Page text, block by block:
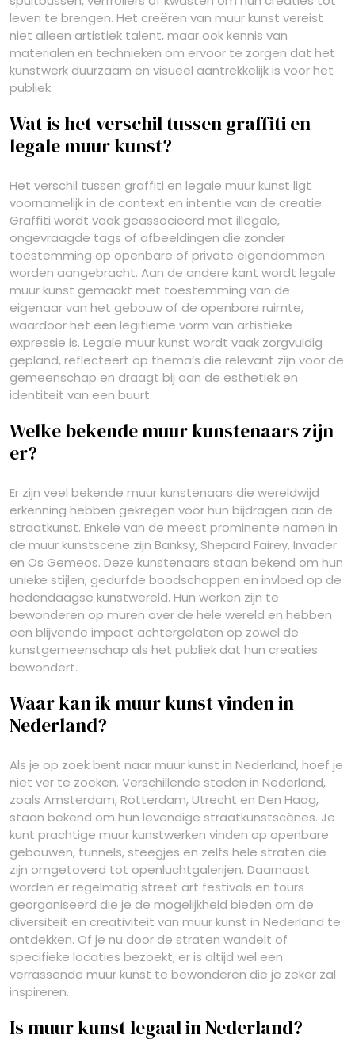
leven te brengen. Het creëren van muur kunst vereist
niet alleen artistiek talent, maar ook kennis van
materialen en technieken om ervoor te zorgen dat het
kunstwerk duurzaam en visueel aantrekkelijk is voor het
publiek.
Wat is het verschil tussen graffiti en
legale muur kunst?
Het verschil tussen graffiti en legale muur kunst ligt
voornamelijk in de context en intentie van de creatie.
Graffiti wordt vaak geassocieerd met illegale,
ongevraagde tags of afbeeldingen die zonder
toestemming op openbare of private eigendommen
worden aangebracht. Aan de andere kant wordt legale
muur kunst gemaakt met toestemming van de
eigenaar van het gebouw of de openbare ruimte,
waardoor het een legitieme vorm van artistieke
expressie is. Legale muur kunst wordt vaak zorgvuldig
gepland, reflecteert op thema’s die relevant zijn voor de
gemeenschap en draagt bij aan de esthetiek en
identiteit van een buurt.
Welke bekende muur kunstenaars zijn
er?
Er zijn veel bekende muur kunstenaars die wereldwijd
erkenning hebben gekregen voor hun bijdragen aan de
straatkunst. Enkele van de meest prominente namen in
de muur kunstscene zijn Banksy, Shepard Fairey, Invader
en Os Gemeos. Deze kunstenaars staan bekend om hun
unieke stijlen, gedurfde boodschappen en invloed op de
hedendaagse kunstwereld. Hun werken zijn te
bewonderen op muren over de hele wereld en hebben
een blijvende impact achtergelaten op zowel de
kunstgemeenschap als het publiek dat hun creaties
bewondert.
Waar kan ik muur kunst vinden in
Nederland?
Als je op zoek bent naar muur kunst in Nederland, hoef je
niet ver te zoeken. Verschillende steden in Nederland,
zoals Amsterdam, Rotterdam, Utrecht en Den Haag,
staan bekend om hun levendige straatkunstscènes. Je
kunt prachtige muur kunstwerken vinden op openbare
gebouwen, tunnels, steegjes en zelfs hele straten die
zijn omgetoverd tot openluchtgalerijen. Daarnaast
worden er regelmatig street art festivals en tours
georganiseerd die je de mogelijkheid bieden om de
diversiteit en creativiteit van muur kunst in Nederland te
ontdekken. Of je nu door de straten wandelt of
specifieke locaties bezoekt, er is altijd wel een
verrassende muur kunst te bewonderen die je zeker zal
inspireren.
Is muur kunst legaal in Nederland?